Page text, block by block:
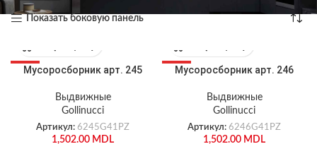
Показать боковую панель
ХИТ
Мусоросборник арт. 245
Выдвижные
Gollinucci
Артикул: 6245G41PZ
1,502.00 MDL
ХИТ
Мусоросборник арт. 246
Выдвижные
Gollinucci
Артикул: 6246G41PZ
1,502.00 MDL